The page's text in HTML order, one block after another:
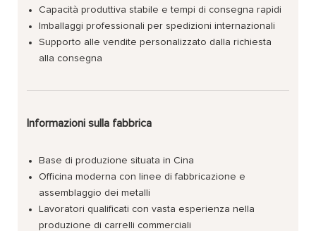
Capacità produttiva stabile e tempi di consegna rapidi
Imballaggi professionali per spedizioni internazionali
Supporto alle vendite personalizzato dalla richiesta
alla consegna
Informazioni sulla fabbrica
Base di produzione situata in Cina
Officina moderna con linee di fabbricazione e
assemblaggio dei metalli
Lavoratori qualificati con vasta esperienza nella
produzione di carrelli commerciali